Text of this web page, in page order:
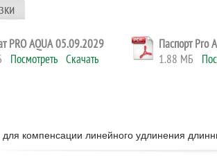
PRO AQUA 05.09.2029
Посмотреть Скачать
Паспорт Pro
1.88 МБ
компенсации линейного удлинения